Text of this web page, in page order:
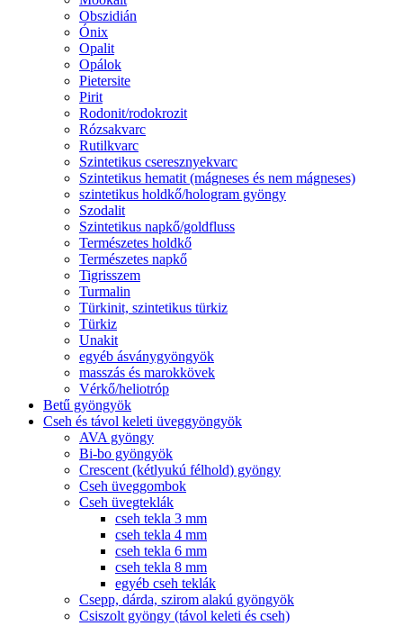
Obszidián
Ónix
Opalit
Opálok
Pietersite
Pirit
Rodonit/rodokrozit
Rózsakvarc
Rutilkvarc
Szintetikus cseresznyekvarc
Szintetikus hematit (mágneses és nem mágneses)
szintetikus holdkő/hologram gyöngy
Szodalit
Szintetikus napkő/goldfluss
Természetes holdkő
Természetes napkő
Tigrisszem
Turmalin
Türkinit, szintetikus türkiz
Türkiz
Unakit
egyéb ásványgyöngyök
masszás és marokkövek
Vérkő/heliotróp
Betű gyöngyök
Cseh és távol keleti üveggyöngyök
AVA gyöngy
Bi-bo gyöngyök
Crescent (kétlyukú félhold) gyöngy
Cseh üveggombok
Cseh üvegteklák
cseh tekla 3 mm
cseh tekla 4 mm
cseh tekla 6 mm
cseh tekla 8 mm
egyéb cseh teklák
Csepp, dárda, szirom alakú gyöngyök
Csiszolt gyöngy (távol keleti és cseh)